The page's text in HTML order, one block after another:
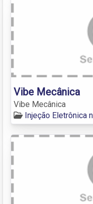
Vibe Mecânica
Vibe Mecânica
Injeção Eletrônica